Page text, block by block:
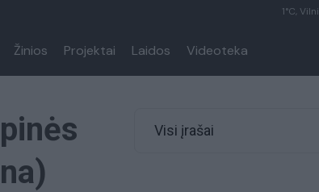
1°C,
Žinios Projektai Laidos Videoteka
Visi įrašai